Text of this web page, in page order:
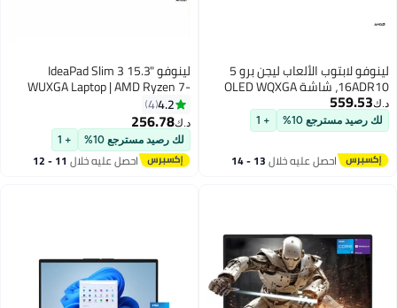
لينوفو لابتوب الألعاب ليجن برو 5
16ADR10، شاشة OLED WQXGA
165Hz بحجم 16"، معالج AMD
Ryzen 7 8745HX، 24GB ذاكرة
DDR5، 1TB SSD، بطاقة NVIDIA
د.ك‏559.53
لك رصيد مسترجع 10% + 1
احصل عليه خلال 13 - 14
لينوفو IdeaPad Slim 3 15.3"
WUXGA Laptop | AMD Ryzen 7-
7735HS | 16GB RAM | 512GB SSD
| AMD Radeon 680M | Win 11
Home English/Arabic Luna Grey
4.2
4
د.ك‏256.78
لك رصيد مسترجع 10% + 1
احصل عليه خلال 11 - 12